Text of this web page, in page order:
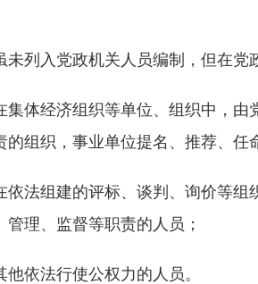
入党政机关人员编制，但在党
经济组织等单位、组织中，由
的组织，事业单位提名、推荐、
组建的评标、谈判、询价等组
管理、监督等职责的人员；
依法行使公权力的人员。